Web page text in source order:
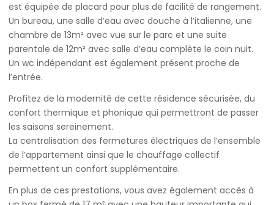
est équipée de placard pour plus de facilité de rangement.
Un bureau, une salle d’eau avec douche à l’italienne, une
chambre de 13m² avec vue sur le parc et une suite
parentale de 12m² avec salle d’eau complète le coin nuit.
Un wc indépendant est également présent proche de
l’entrée.
Profitez de la modernité de cette résidence sécurisée, du
confort thermique et phonique qui permettront de passer
les saisons sereinement.
La centralisation des fermetures électriques de l’ensemble
de l’appartement ainsi que le chauffage collectif
permettent un confort supplémentaire.
En plus de ces prestations, vous avez également accès à